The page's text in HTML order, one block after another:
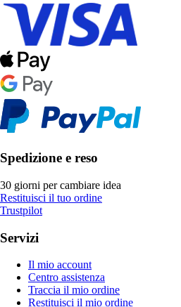
Spedizione e reso
30 giorni per cambiare idea
Restituisci il tuo ordine
Trustpilot
Servizi
Il mio account
Centro assistenza
Traccia il mio ordine
Restituisci il mio ordine